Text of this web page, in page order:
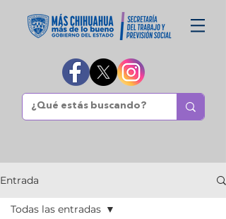
Entrada
Todas las entradas